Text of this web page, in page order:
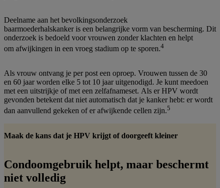
Deelname aan het bevolkingsonderzoek
baarmoederhalskanker is een belangrijke vorm van bescherming. Dit
onderzoek is bedoeld voor vrouwen zonder klachten en helpt
om afwijkingen in een vroeg stadium op te sporen.4
Als vrouw ontvang je per post een oproep. Vrouwen tussen de 30
en 60 jaar worden elke 5 tot 10 jaar uitgenodigd. Je kunt meedoen
met een uitstrijkje of met een zelfafnameset. Als er HPV wordt
gevonden betekent dat niet automatisch dat je kanker hebt: er wordt
dan aanvullend gekeken of er afwijkende cellen zijn.5
Maak de kans dat je HPV krijgt of doorgeeft kleiner
Condoomgebruik helpt, maar beschermt
niet volledig